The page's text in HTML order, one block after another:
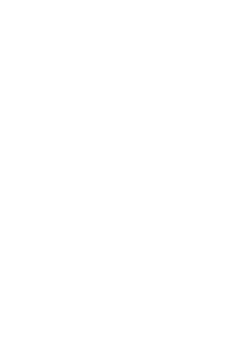
天爱戏！面对真真假假的线索和无处不在